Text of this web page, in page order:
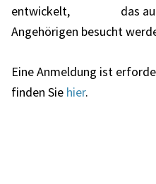
entwickelt, das auch
Angehörigen besucht
Eine Anmeldung ist
finden Sie hier.